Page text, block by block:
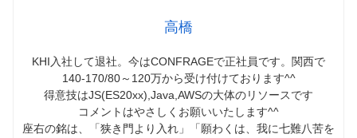
高橋
KHI入社して退社。今はCONFRAGEで正社員です。関西で
140-170/80～120万から受け付けております^^
得意技はJS(ES20xx),Java,AWSの大体のリソースです
コメントはやさしくお願いいたします^^
座右の銘は、「狭き門より入れ」「願わくは、我に七難八苦を